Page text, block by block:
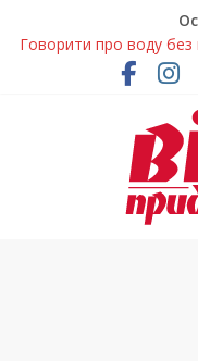
Говорити про воду без
Лікар – на екрані: Як
У Дніпрі триває
Пошуки тривають: на
розташування